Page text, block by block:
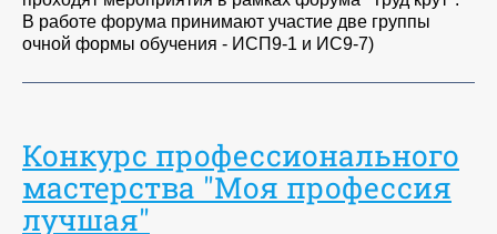
В работе форума принимают участие две группы
очной формы обучения - ИСП9-1 и ИС9-7)
Конкурс профессионального
мастерства "Моя профессия
лучшая"